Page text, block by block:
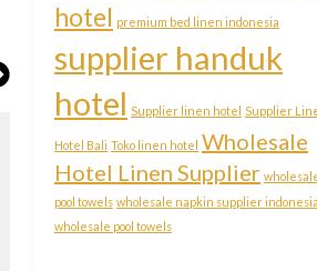
hotel premium bed linen indonesia
supplier handuk
hotel Supplier linen hotel Supplier
Hotel Bali Toko linen hotel Wholesale
Hotel Linen Supplier
pool towels wholesale napkin supplier indonesia
wholesale pool towels